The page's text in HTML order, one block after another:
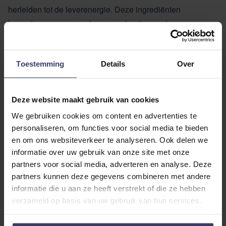
Toestemming Details Over
Deze website maakt gebruik van cookies
We gebruiken cookies om content en advertenties te
personaliseren, om functies voor social media te bieden
en om ons websiteverkeer te analyseren. Ook delen we
informatie over uw gebruik van onze site met onze
partners voor social media, adverteren en analyse. Deze
partners kunnen deze gegevens combineren met andere
informatie die u aan ze heeft verstrekt of die ze hebben
verzameld op basis van uw gebruik van hun services.
herleiden tot de leverenergie. Deze ingrediënten
bevorderen een normale en regelmatige cyclus.
wordt vooral ingezet bij ongemakken rondom de cyclus,
zoals wisselende stemmingen.
Saffraanbloesem (Crocus sativa flores) ondersteunt de
vrouwelijke geslachtsorganen. Werkt rustgevend.
Paardenbloem (Taraxacum officinale) beïnvloedt de
algemene stofwisseling en is bloedzuiverend.
Verdund extract van Stinkende gouwe (Chelidonium